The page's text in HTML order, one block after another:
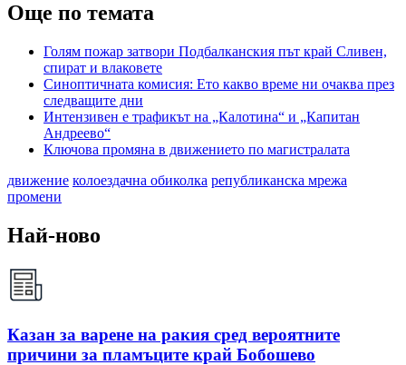
Още по темата
Голям пожар затвори Подбалканския път край Сливен,
спират и влаковете
Синоптичната комисия: Ето какво време ни очаква през
следващите дни
Интензивен е трафикът на „Калотина“ и „Капитан
Андреево“
Ключова промяна в движението по магистралата
движение колоездачна обиколка републиканска мрежа
промени
Най-ново
Казан за варене на ракия сред вероятните
причини за пламъците край Бобошево